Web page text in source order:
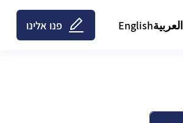
العربيةEnglish פנו אלינו